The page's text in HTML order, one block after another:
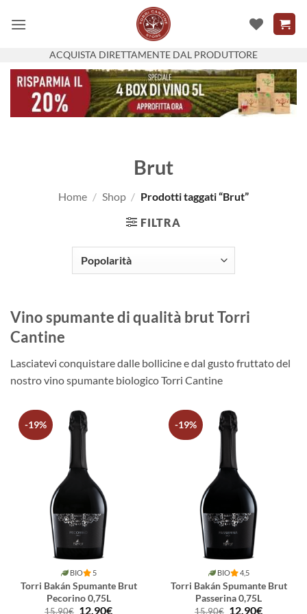
ACQUISTA DIRETTAMENTE DAL PRODUTTORE
Brut
Home / Shop / Prodotti taggati “Brut”
FILTRA
Vino spumante di qualità brut Torri
Cantine
Lasciatevi conquistare dalle bollicine e dal gusto fruttato del
nostro vino spumante biologico Torri Cantine
-19%
BIO 5
Torri Bakán Spumante Brut
Pecorino 0,75L
15,90€ Il
12,90€Il
-19%
BIO 4,5
Torri Bakán Spumante Brut
Passerina 0,75L
15,90€ Il
12,90€Il